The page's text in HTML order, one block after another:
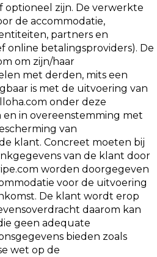
zijn. De verwerkte
de accommodatie,
partners en
online betalingsproviders). De
om zijn/haar
met derden, mits een
is met de uitvoering van
onder deze
in overeenstemming met
van
klant. Concreet moeten bij
van de klant door
worden doorgegeven
voor de uitvoering
De klant wordt erop
daarom kan
geen adequate
bieden zoals
wet op de